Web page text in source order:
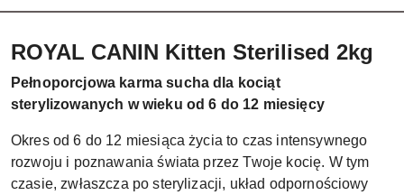
ROYAL CANIN Kitten Sterilised 2kg
Pełnoporcjowa karma sucha dla kociąt
sterylizowanych w wieku od 6 do 12 miesięcy
Okres od 6 do 12 miesiąca życia to czas intensywnego
rozwoju i poznawania świata przez Twoje kocię. W tym
czasie, zwłaszcza po sterylizacji, układ odpornościowy